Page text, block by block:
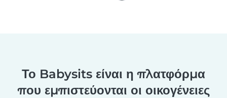
Το Babysits είναι η πλατφόρμα
που εμπιστεύονται οι οικογένειες